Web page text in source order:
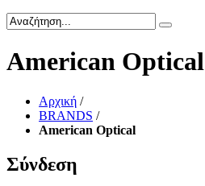
American Optical
Αρχική /
BRANDS /
American Optical
Σύνδεση